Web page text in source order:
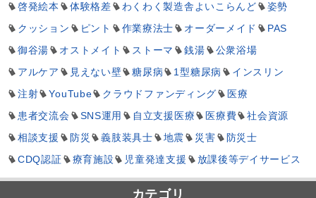
啓発絵本
体験格差 わくわく製造舎よいこらんど
姿勢
クッション
ピント 作業療法士 オーダーメイド
PAS
御谷湯
オストメイト ストーマ 銭湯
公衆浴場
アルケア
見えない壁 糖尿病 1型糖尿病
インスリン
注射
YouTube クラウドファンディング
医療
患者交流会
SNS運用 自立支援医療 医療費
社会資源
相談支援
防災 義肢装具士 地震 災害
防災士
CDQ認証
療育施設 児童発達支援 放課後等デイサービス
カテゴリ